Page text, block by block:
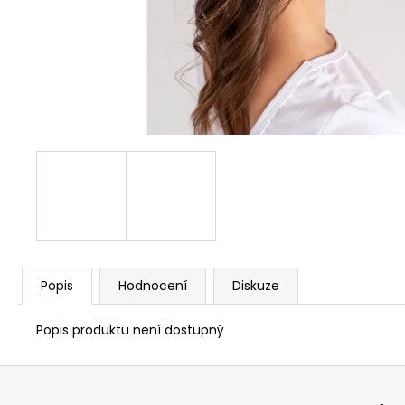
Popis Hodnocení Diskuze
Popis produktu není dostupný
CONDOR HÁČKOVANÉ PODKOLENKY S
240 Kč
Z